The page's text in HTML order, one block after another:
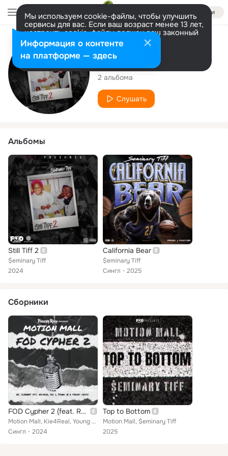
Войти
Мы используем cookie-файлы, чтобы улучшить
сервисы для вас. Если ваш возраст менее 13 лет,
настроить cookie-файлы должен ваш законный
представитель. Больше информации
Разрешить все Настроить
Исполнитель
$eminary Tiff
2 альбома
Слушать
Альбомы
Still Tiff 2
$eminary Tiff
2024
California Bear
$eminary Tiff
Сингл
2025
Сборники
FOD Cypher 2 (feat. RR, $eminary Tiff, Big J & Paidro Classic)
Motion Mall, Kie4Real, Young JR feat. RR, $eminary Tiff, Big J, Paidro Classic
Сингл
2024
Top to Bottom
Motion Mall, $eminary Tiff
2025
Информация о контенте
на платформе — здесь